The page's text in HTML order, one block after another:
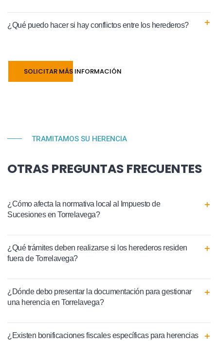
¿Qué puedo hacer si hay conflictos entre los herederos?
SOLICITAR MÁS INFORMACIÓN
TRAMITAMOS SU HERENCIA
OTRAS PREGUNTAS FRECUENTES
¿Cómo afecta la normativa local al Impuesto de
Sucesiones en Torrelavega?
¿Qué trámites deben realizarse si los herederos residen
fuera de Torrelavega?
¿Dónde debo presentar la documentación para gestionar
una herencia en Torrelavega?
¿Existen bonificaciones fiscales específicas para herencias